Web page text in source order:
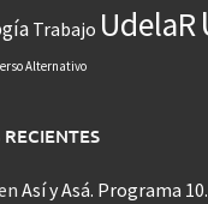
Trabajo UdelaR
Alternativo
Así y Asá. Programa